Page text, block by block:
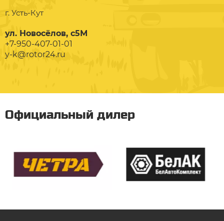
г. Усть-Кут
ул. Новосёлов, с5М
+7-950-407-01-01
y-k@rotor24.ru
Официальный дилер